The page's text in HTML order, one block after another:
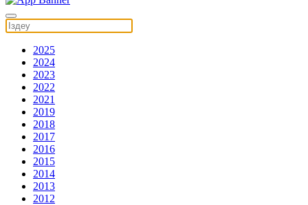
2025
2024
2023
2022
2021
2019
2018
2017
2016
2015
2014
2013
2012